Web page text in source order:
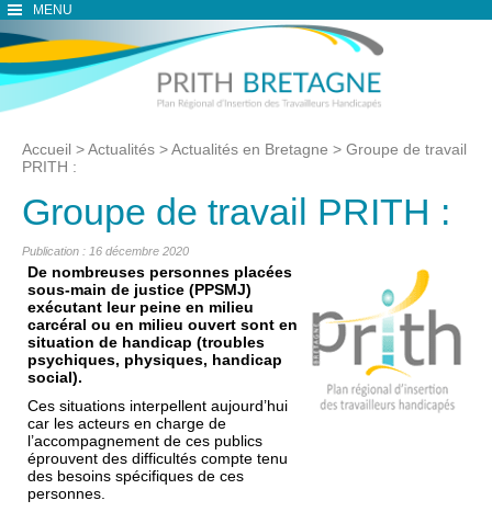
MENU
Accueil >Actualités >Actualités en Bretagne > Groupe de travail
PRITH :
Groupe de travail PRITH :
Publication : 16 décembre 2020
De nombreuses personnes placées
sous-main de justice (PPSMJ)
exécutant leur peine en milieu
carcéral ou en milieu ouvert sont en
situation de handicap (troubles
psychiques, physiques, handicap
social).
Ces situations interpellent aujourd’hui
car les acteurs en charge de
l’accompagnement de ces publics
éprouvent des difficultés compte tenu
des besoins spécifiques de ces
personnes.